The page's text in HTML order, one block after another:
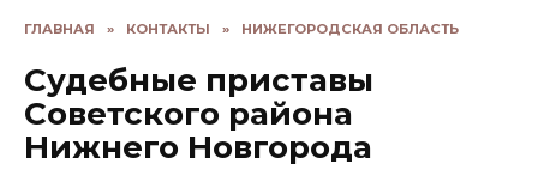
ГЛАВНАЯ » КОНТАКТЫ » НИЖЕГОРОДСКАЯ ОБЛАСТЬ
Судебные приставы
Советского района
Нижнего Новгорода